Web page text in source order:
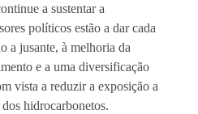
a sustentar a
políticos estão a dar cada
a jusante, à melhoria da
e a uma diversificação
vista a reduzir a exposição a
hidrocarbonetos.